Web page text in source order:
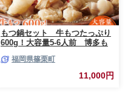
もつ鍋セット 牛もつたっぷり
600g！大容量5-6人前 博多も
町本社 AZ039
福岡県篠栗町
11,000円